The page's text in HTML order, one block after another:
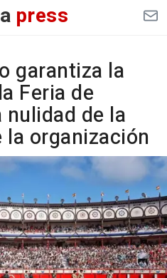
press
garantiza la
Feria de
de la
organización